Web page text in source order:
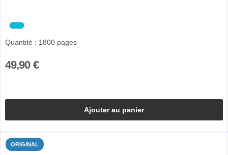
Quantité : 1800 pages
49,90 €
Ajouter au panier
ORIGINAL